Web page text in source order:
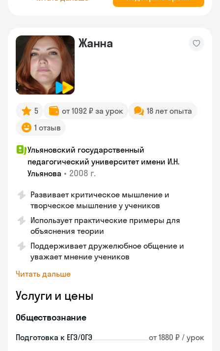
Жанна
5 от 1092 ₽ за урок
18 лет опыта
1 отзыв
Ульяновский государственный
педагогический университет имени И.Н.
Ульянова • 2008 г.
Развивает критическое мышление и
творческое мышление у учеников
Использует практические примеры для
объяснения теории
Поддерживает дружелюбное общение и
уважает мнение учеников
Читать дальше
Услуги и цены
Обществознание
Подготовка к ЕГЭ/ОГЭ от 1880 ₽ / урок